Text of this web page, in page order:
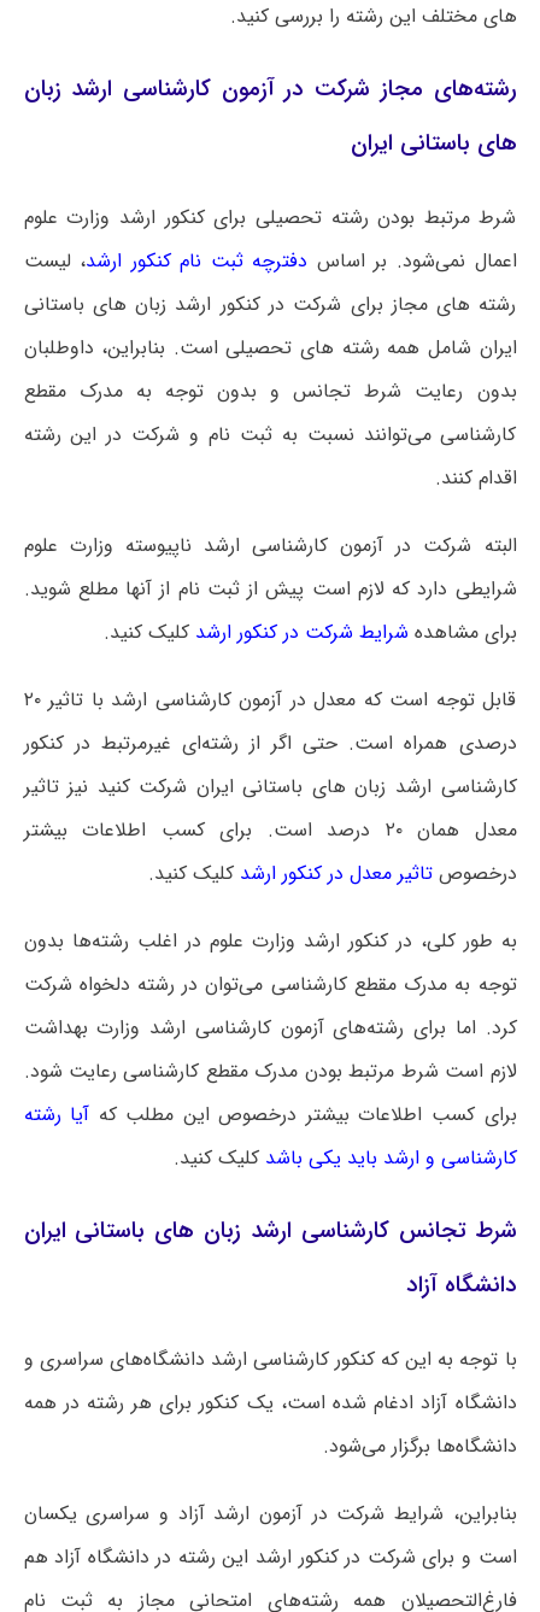
های مختلف این رشته را بررسی کنید.
رشته‌های مجاز شرکت در آزمون کارشناسی ارشد زبان
های باستانی ایران
شرط مرتبط بودن رشته تحصیلی برای کنکور ارشد وزارت علوم
اعمال نمی‌شود. بر اساس دفترچه ثبت نام کنکور ارشد، لیست
رشته های مجاز برای شرکت در کنکور ارشد زبان های باستانی
ایران شامل همه رشته های تحصیلی است‌. بنابراین، داوطلبان
بدون رعایت شرط تجانس و بدون توجه به مدرک مقطع
کارشناسی می‌توانند نسبت به ثبت نام و شرکت در این رشته
اقدام کنند.
البته شرکت در آزمون کارشناسی ارشد ناپیوسته وزارت علوم
شرایطی دارد که لازم است پیش از ثبت نام از آنها مطلع شوید.
برای مشاهده شرایط شرکت در کنکور ارشد کلیک کنید.
قابل توجه است که معدل در آزمون کارشناسی ارشد با تاثیر ۲۰
درصدی همراه است. حتی اگر از رشته‌ای غیرمرتبط در کنکور
کارشناسی ارشد زبان های باستانی ایران شرکت کنید نیز تاثیر
معدل همان ۲۰ درصد است. برای کسب اطلاعات بیشتر
درخصوصتاثیر معدل در کنکور ارشد کلیک کنید.
به طور کلی، در کنکور ارشد وزارت علوم در اغلب رشته‌ها بدون
توجه به مدرک مقطع کارشناسی می‌توان در رشته دلخواه شرکت
کرد. اما برای رشته‌های آزمون کارشناسی ارشد وزارت بهداشت
لازم است شرط مرتبط بودن مدرک مقطع کارشناسی رعایت شود.
برای کسب اطلاعات بیشتر درخصوص این مطلب که آیا رشته
کارشناسی و ارشد باید یکی باشد کلیک کنید.
شرط تجانس کارشناسی ارشد زبان های باستانی ایران
دانشگاه آزاد
با توجه به این که کنکور کارشناسی ارشد دانشگاه‌های سراسری و
دانشگاه آزاد ادغام شده است، یک کنکور برای هر رشته در همه
دانشگاه‌ها برگزار می‌شود.
بنابراین، شرایط شرکت در آزمون ارشد آزاد و سراسری یکسان
است و برای شرکت در کنکور ارشد این رشته در دانشگاه آزاد هم
فارغ‌التحصیلان همه رشته‌های امتحانی مجاز به ثبت نام